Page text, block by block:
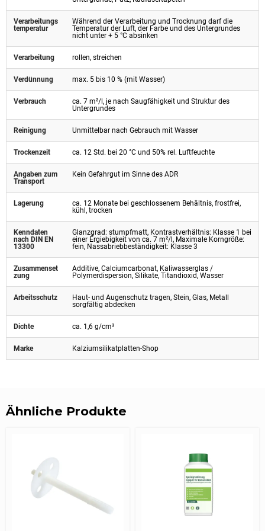
Verarbeitungs
temperatur
Während der Verarbeitung und Trocknung darf die
Temperatur der Luft, der Farbe und des Untergrundes
nicht unter + 5 °C absinken
Verarbeitung rollen, streichen
Verdünnung max. 5 bis 10 % (mit Wasser)
Verbrauch
ca. 7 m²/l, je nach Saugfähigkeit und Struktur des
Untergrundes
Reinigung Unmittelbar nach Gebrauch mit Wasser
Trockenzeit ca. 12 Std. bei 20 °C und 50% rel. Luftfeuchte
Angaben zum
Transport
Kein Gefahrgut im Sinne des ADR
Lagerung
ca. 12 Monate bei geschlossenem Behältnis, frostfrei,
kühl, trocken
Kenndaten
nach DIN EN
13300
Glanzgrad: stumpfmatt, Kontrastverhältnis: Klasse 1 bei
einer Ergiebigkeit von ca. 7 m²/l, Maximale Korngröße:
fein, Nassabriebbeständigkeit: Klasse 3
Zusammenset
zung
Additive, Calciumcarbonat, Kaliwasserglas /
Polymerdispersion, Silikate, Titandioxid, Wasser
Arbeitsschutz
Haut- und Augenschutz tragen, Stein, Glas, Metall
sorgfältig abdecken
Dichte ca. 1,6 g/cm³
Marke Kalziumsilikatplatten-Shop
Ähnliche Produkte